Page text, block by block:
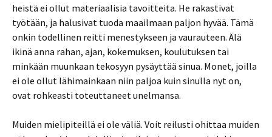
heistä ei ollut materiaalisia tavoitteita. He rakastivat
työtään, ja halusivat tuoda maailmaan paljon hyvää. Tämä
onkin todellinen reitti menestykseen ja vaurauteen. Älä
ikinä anna rahan, ajan, kokemuksen, koulutuksen tai
minkään muunkaan tekosyyn pysäyttää sinua. Monet, joilla
ei ole ollut lähimainkaan niin paljoa kuin sinulla nyt on,
ovat rohkeasti toteuttaneet unelmansa.
Muiden mielipiteillä ei ole väliä. Voit reilusti ohittaa muiden